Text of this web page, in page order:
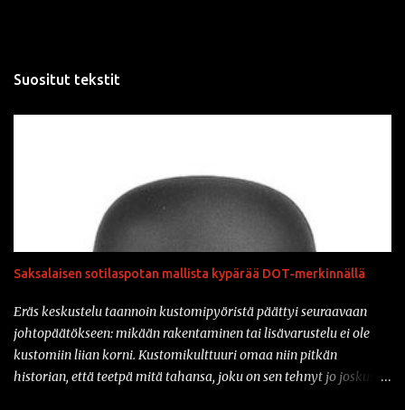
Suositut tekstit
Saksalaisen sotilaspotan mallista kypärää DOT-merkinnällä
Eräs keskustelu taannoin kustomipyöristä päättyi seuraavaan
johtopäätökseen: mikään rakentaminen tai lisävarustelu ei ole
kustomiin liian korni. Kustomikulttuuri omaa niin pitkän
historian, että teetpä mitä tahansa, joku on sen tehnyt jo joskus